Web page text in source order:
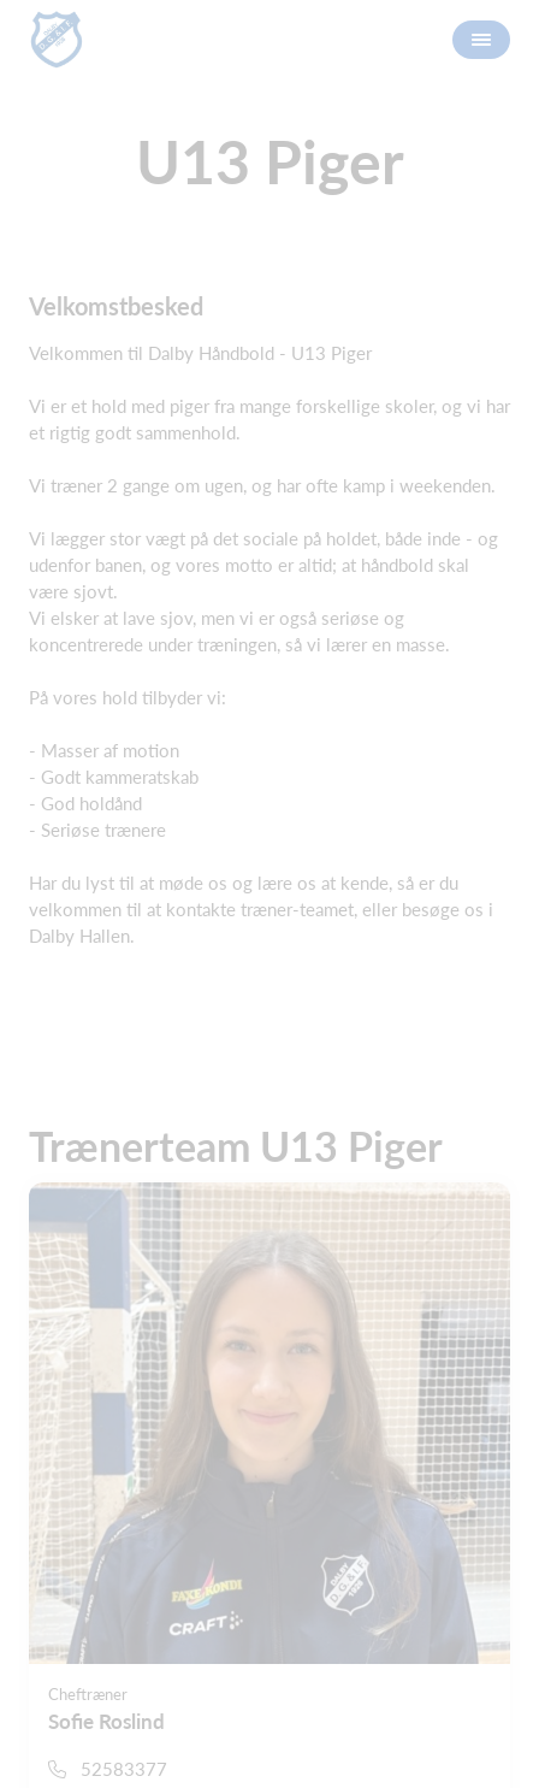
U13 Piger
Velkomstbesked
Velkommen til Dalby Håndbold - U13 Piger
Vi er et hold med piger fra mange forskellige skoler, og vi har
et rigtig godt sammenhold.
Vi træner 2 gange om ugen, og har ofte kamp i weekenden.
Vi lægger stor vægt på det sociale på holdet, både inde - og
udenfor banen, og vores motto er altid; at håndbold skal
være sjovt.
Vi elsker at lave sjov, men vi er også seriøse og
koncentrerede under træningen, så vi lærer en masse.
På vores hold tilbyder vi:
- Masser af motion
- Godt kammeratskab
- God holdånd
- Seriøse trænere
Har du lyst til at møde os og lære os at kende, så er du
velkommen til at kontakte træner-teamet, eller besøge os i
Dalby Hallen.
Trænerteam U13 Piger
Cheftræner
Sofie Roslind
52583377